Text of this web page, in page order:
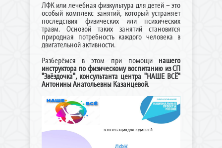
ЛФК или лечебная физкультура для детей – это
особый комплекс занятий, который устраняет
последствия физических или психических
травм. Основой таких занятий становится
природная потребность каждого человека в
двигательной активности.
Разберёмся в этом при помощи нашего
инструктора по физическому воспитанию из СП
"Звёздочка", консультанта центра "НАШЕ ВСЁ"
Антонины Анатольевны Казанцевой.